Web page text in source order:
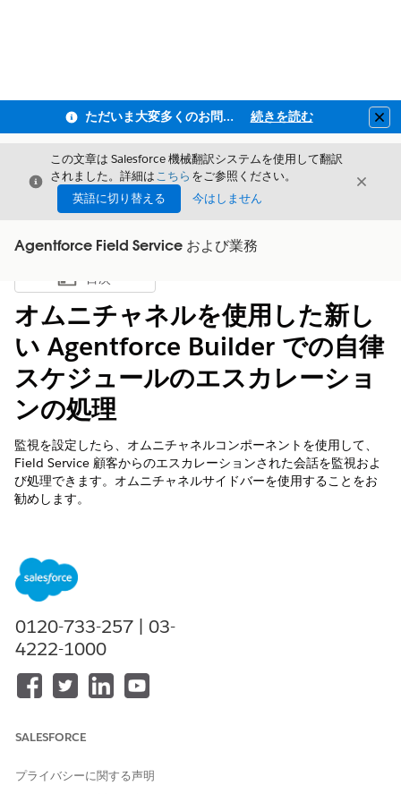
ただいま大変多くのお問い合わせをいただいており、ご連絡までにお時間を頂戴しております 続きを読む
閉じる
この文章は Salesforce 機械翻訳システムを使用して翻訳
されました。詳細はこちら をご参照ください。
英語に切り替える
今はしません
閉じる
Agentforce Field Service および業務
目次を表示
目次
オムニチャネルを使用した新し
い Agentforce Builder での自律
スケジュールのエスカレーショ
ンの処理
監視を設定したら、オムニチャネルコンポーネントを使用して、
Field Service 顧客からのエスカレーションされた会話を監視およ
び処理できます。オムニチャネルサイドバーを使用することをお
勧めします。
使用可能なインターフェース: Lightning Experience
使用可能なエディション: Field Service および Foundation が
付属するEnterprise Edition、
UnlimitedEdition、および
Einstein 1 Field Service
ServiceEdition。
サポート
[エンゲージメントトピック] 関連リストから、リンクをクリッ
0120-733-257 | 03-
4222-1000
SALESFORCE
プライバシーに関する声明